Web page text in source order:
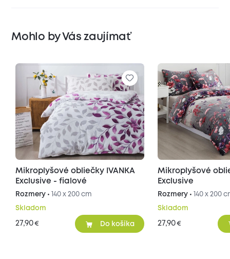
Mohlo by Vás zaujímať
Mikroplyšové obliečky IVANKA
Exclusive - fialové
Rozmery • 140 x 200 cm
Skladom
27,90€ Do košíka
Mikroplyšové
Exclusive
Rozmery • 140 x 200
Skladom
27,90€